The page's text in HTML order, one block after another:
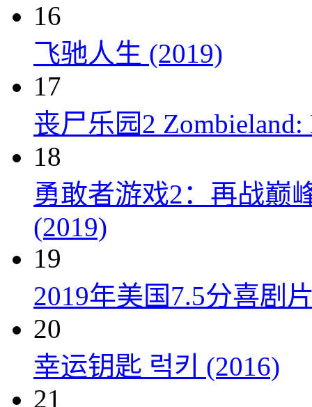
16
飞驰人生 (2019)
17
丧尸乐园2 Zombieland:
18
勇敢者游戏2：再战巅
(2019)
19
2019年美国7.5分喜剧
20
幸运钥匙 럭키 (2016)
21